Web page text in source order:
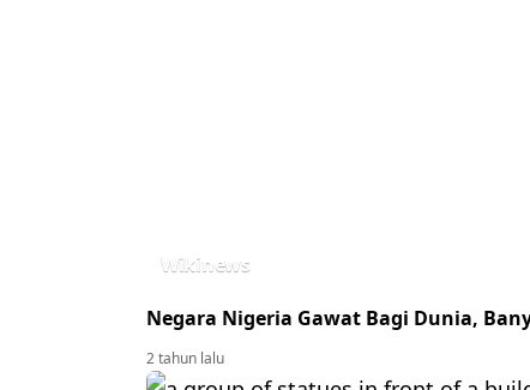
Wikinews
Negara Nigeria Gawat Bagi Dunia,
2 tahun lalu